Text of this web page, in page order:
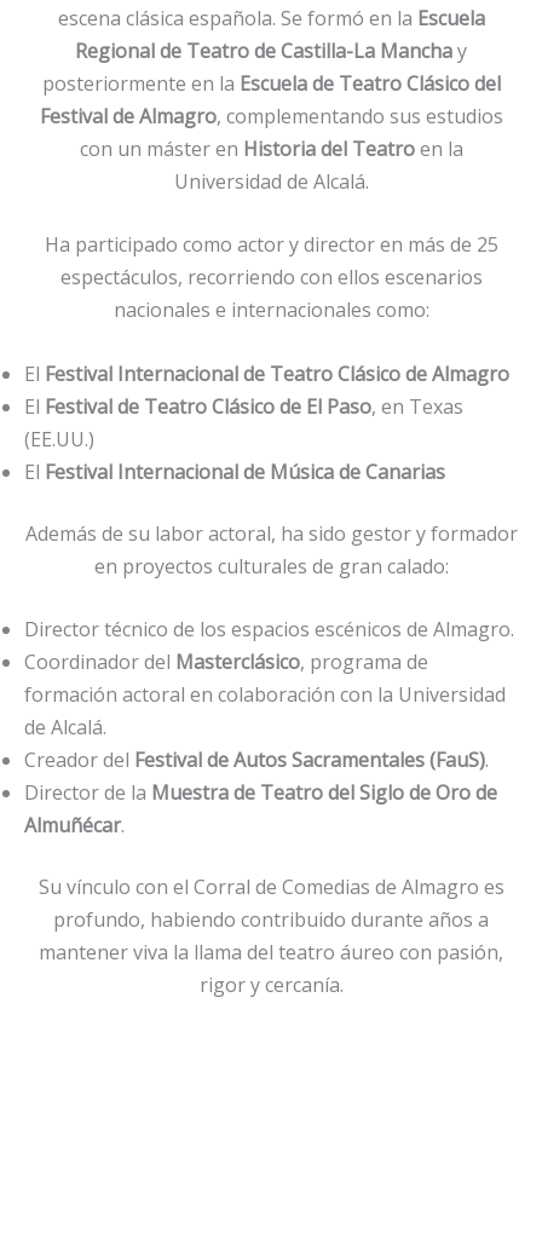
escena clásica española. Se formó en la Escuela
Regional de Teatro de Castilla-La Manchay
posteriormente en la Escuela de Teatro Clásico del
Festival de Almagro, complementando sus estudios
con un máster en Historia del Teatroen la
Universidad de Alcalá.
Ha participado como actor y director en más de 25
espectáculos, recorriendo con ellos escenarios
nacionales e internacionales como:
El Festival Internacional de Teatro Clásico de Almagro
El Festival de Teatro Clásico de El Paso, en Texas
(EE.UU.)
El Festival Internacional de Música de Canarias
Además de su labor actoral, ha sido gestor y formador
en proyectos culturales de gran calado:
Director técnico de los espacios escénicos de Almagro.
Coordinador del Masterclásico, programa de
formación actoral en colaboración con la Universidad
de Alcalá.
Creador del Festival de Autos Sacramentales (FauS).
Director de la Muestra de Teatro del Siglo de Oro de
Almuñécar.
Su vínculo con el Corral de Comedias de Almagro es
profundo, habiendo contribuido durante años a
mantener viva la llama del teatro áureo con pasión,
rigor y cercanía.